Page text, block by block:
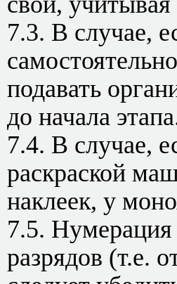
7.3. В случае,
подавать
до начала
7.4. В случае,
раскраской
наклеек, у
7.5. Нумерация
разрядов (т.е.